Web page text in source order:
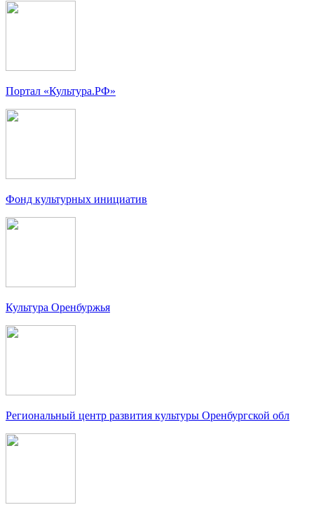
Портал «Культура.РФ»
Фонд культурных инициатив
Культура Оренбуржья
Региональный центр развития культуры Оренбургской обл